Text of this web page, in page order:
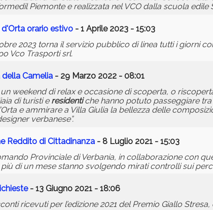
Piemonte e realizzata nel VCO dalla scuola edile
orario estivo - 1 Aprile 2023 - 15:03
2023 torna il servizio pubblico di linea tutti i giorni
Vco Trasporti srl.
della Camelia - 29 Marzo 2022 - 08:01
weekend di relax e occasione di scoperta, o
di turisti e residentiche hanno potuto passeggiare
e ammirare a Villa Giulia la bellezza delle
verbanese”.
Reddito di Cittadinanza - 8 Luglio 2021 - 15:03
Provinciale di Verbania, in collaborazione con
di un mese stanno svolgendo mirati controlli sui
- 13 Giugno 2021 - 18:06
ricevuti per l’edizione 2021 del Premio Giallo